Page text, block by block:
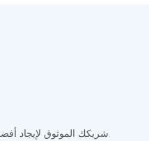
شريكك الموثوق لإيجاد